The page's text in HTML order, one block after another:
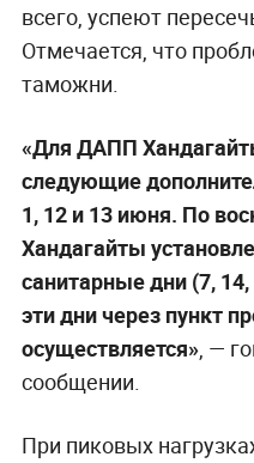
всего, успеют
Отмечается, что
таможни.
«Для ДАПП
следующие
1, 12 и 13 июня. По
Хандагайты
санитарные дни (7,
эти дни через пункт
осуществляется», —
сообщении.
При пиковых